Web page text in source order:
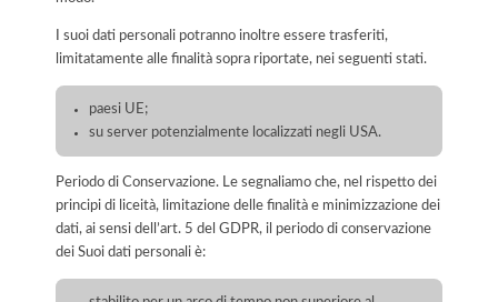
I suoi dati personali potranno inoltre essere trasferiti,
limitatamente alle finalità sopra riportate, nei seguenti stati.
paesi UE;
su server potenzialmente localizzati negli USA.
Periodo di Conservazione. Le segnaliamo che, nel rispetto dei
principi di liceità, limitazione delle finalità e minimizzazione dei
dati, ai sensi dell’art. 5 del GDPR, il periodo di conservazione
dei Suoi dati personali è: